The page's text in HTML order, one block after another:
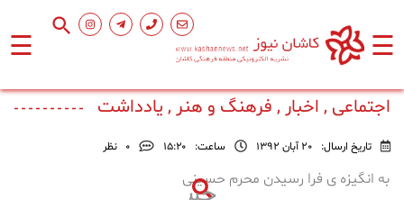
☰ ☰
اصلی
اجتماعی , اخبار , فرهنگ و هنر , یادداشت
تاریخ ارسال: 20 آبان 1392 ساعت: ۱۵:۲۰ 0 نظر
به انگیزه ی فرا رسیدن محرم حسینی